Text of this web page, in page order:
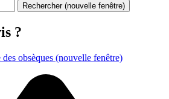
Rechercher (nouvelle fenêtre)
?
obsèques (nouvelle fenêtre)